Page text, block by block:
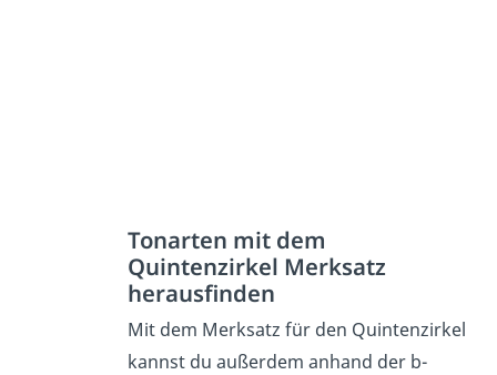
Tonarten mit dem
Quintenzirkel Merksatz
herausfinden
Mit dem Merksatz für den Quintenzirkel
kannst du außerdem anhand der b-